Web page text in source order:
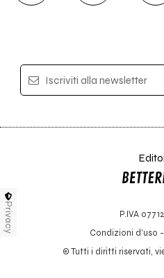
Iscriviti alla newsletter
P.IVA
Condizioni d'uso -
© Tutti i diritti riservati,
Privacy